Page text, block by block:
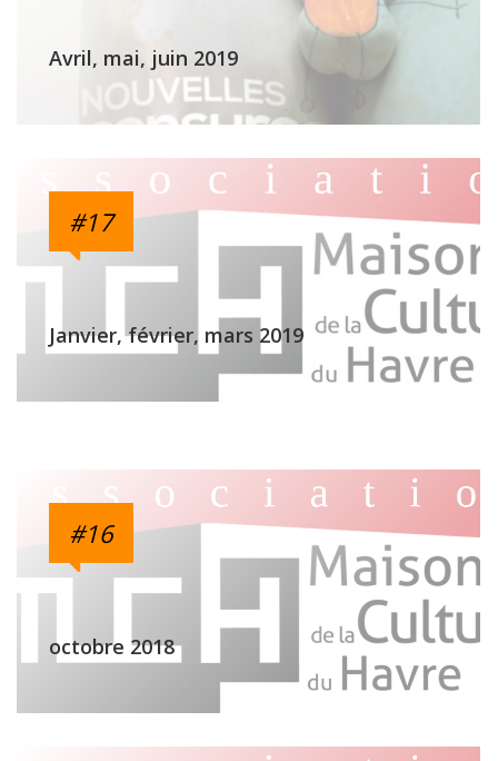
Avril, mai, juin 2019
#17
Janvier, février, mars 2019
#16
octobre 2018